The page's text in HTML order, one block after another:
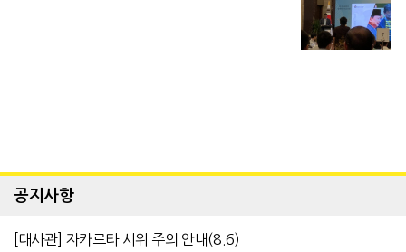
공지사항
[대사관] 자카르타 시위 주의 안내(8.6)